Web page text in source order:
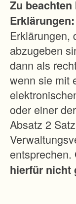
Zu
Erklärungen:
Erklärungen,
abzugeben
dann als
wenn sie mit
oder einer
Absatz 2
entsprechen.
hierfür nicht